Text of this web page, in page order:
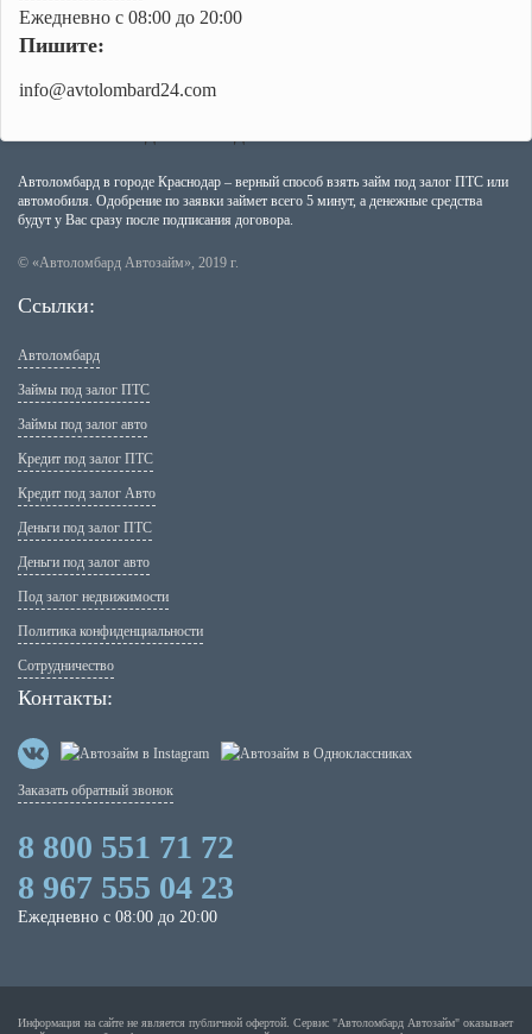
Ежедневно с 08:00 до 20:00
Пишите:
info@avtolombard24.com
Автоломбард в городе Краснодар – верный способ взять займ под залог ПТС или
автомобиля. Одобрение по заявки займет всего 5 минут, а денежные средства
будут у Вас сразу после подписания договора.
© «Автоломбард Автозайм», 2019 г.
Ссылки:
Автоломбард
Займы под залог ПТС
Займы под залог авто
Кредит под залог ПТС
Кредит под залог Авто
Деньги под залог ПТС
Деньги под залог авто
Под залог недвижимости
Политика конфиденциальности
Сотрудничество
Контакты:
Заказать обратный звонок
8 800 551 71 72
8 967 555 04 23
Ежедневно с 08:00 до 20:00
Информация на сайте не является публичной офертой. Сервис "Автоломбард Автозайм" оказывает